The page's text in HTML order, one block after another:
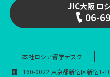
JIC大阪 ロ
06-
本社ロシア留学デスク
160-0022 東京都新宿区新宿1-